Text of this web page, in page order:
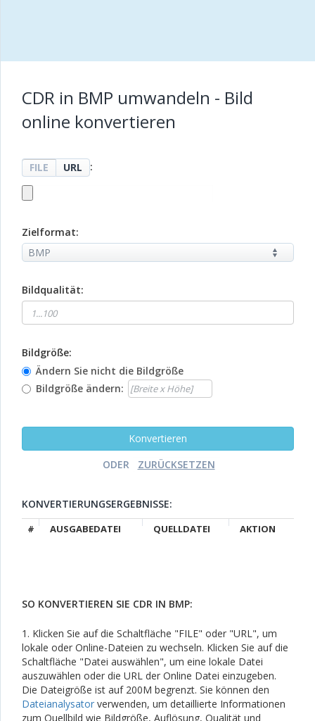
CDR in BMP umwandeln - Bild
online konvertieren
FILE URL :
Zielformat:
Bildqualität:
Bildgröße:
Ändern Sie nicht die Bildgröße
Bildgröße ändern:
ODER
KONVERTIERUNGSERGEBNISSE:
# AUSGABEDATEI QUELLDATEI AKTION
SO KONVERTIEREN SIE CDR IN BMP:
1. Klicken Sie auf die Schaltfläche "FILE" oder "URL", um
lokale oder Online-Dateien zu wechseln. Klicken Sie auf die
Schaltfläche "Datei auswählen", um eine lokale Datei
auszuwählen oder die URL der Online Datei einzugeben.
Die Dateigröße ist auf 200M begrenzt. Sie können den
Dateianalysator verwenden, um detaillierte Informationen
zum Quellbild wie Bildgröße, Auflösung, Qualität und